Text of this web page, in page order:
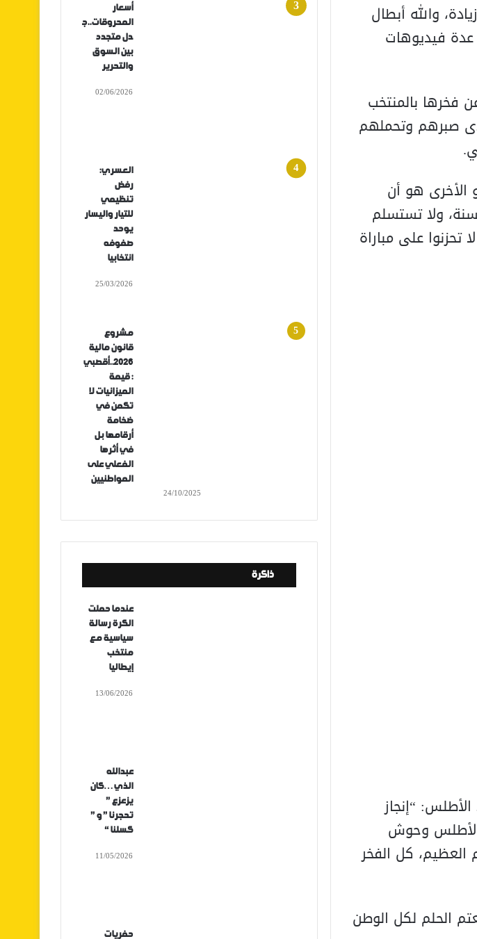
والله أبطال
فيديوهات
فخرها بالمنتخب
صبرهم وتحملهم
الأخرى هو أن
ولا تستسلم
على مباراة
“إنجاز
الأطلس وحوش
العظيم، كل الفخر
الحلم لكل الوطن
أسعار
المحروقات..ج
دل متجدد
بين السوق
والتحرير
02/06/2026
العسري:
رفض
تنظيمي
للتيار واليسار
يوحد
صفوفه
انتخابيا
25/03/2026
مشروع
قانون مالية
2026..أقصبي
: قيمة
الميزانيات لا
تكمن في
ضخامة
أرقامها بل
في أثرها
الفعلي على
المواطنيين
24/10/2025
ذاكرة
عندما حملت
الكرة رسالة
سياسية مع
منتخب
إيطاليا
13/06/2026
عبدالله
الذي…كان
يزعزع ”
تحجرنا ” و ”
كسلنا “
11/05/2026
حفريات